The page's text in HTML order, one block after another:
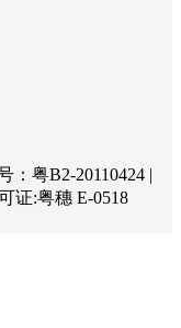
：粤B2-20110424 |
证:粤穗 E-0518